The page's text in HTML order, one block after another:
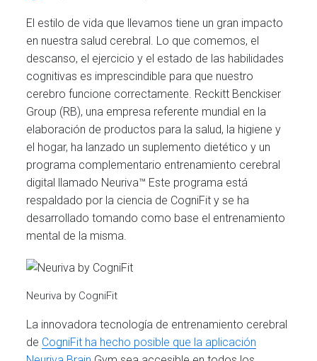
El estilo de vida que llevamos tiene un gran impacto
en nuestra salud cerebral. Lo que comemos, el
descanso, el ejercicio y el estado de las habilidades
cognitivas es imprescindible para que nuestro
cerebro funcione correctamente. Reckitt Benckiser
Group (RB), una empresa referente mundial en la
elaboración de productos para la salud, la higiene y
el hogar, ha lanzado un suplemento dietético y un
programa complementario entrenamiento cerebral
digital llamado Neuriva™ Este programa está
respaldado por la ciencia de CogniFit y se ha
desarrollado tomando como base el entrenamiento
mental de la misma.
Neuriva by CogniFit
La innovadora tecnología de entrenamiento cerebral
de CogniFit ha hecho posible que la aplicación